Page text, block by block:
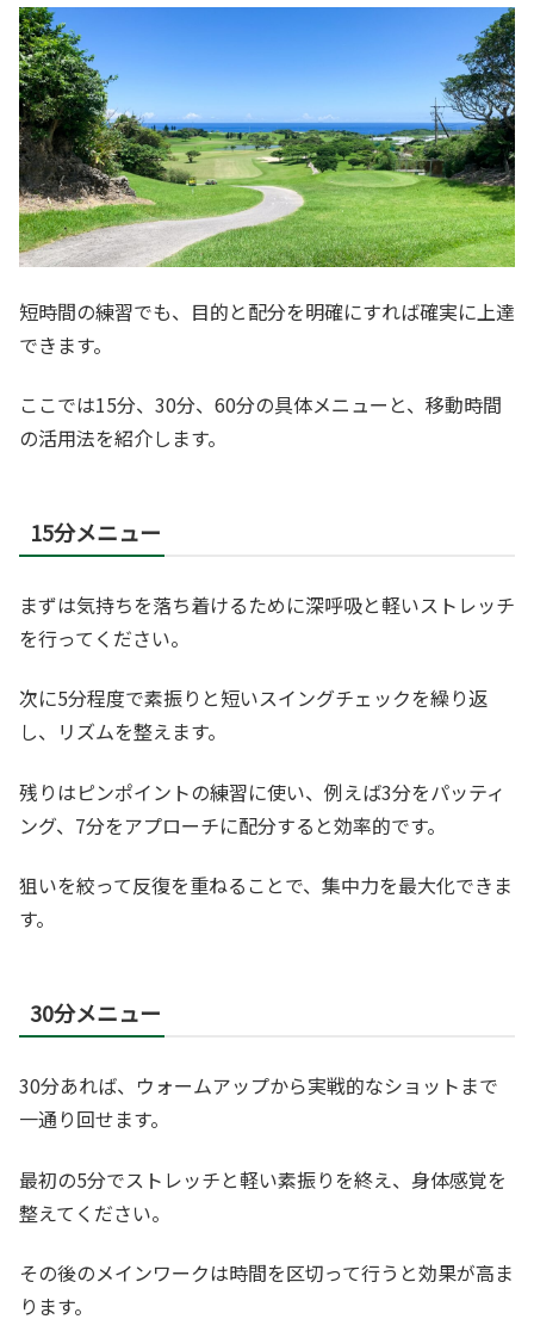
短時間の練習でも、目的と配分を明確にすれば確実に上達
できます。
ここでは15分、30分、60分の具体メニューと、移動時間
の活用法を紹介します。
15分メニュー
まずは気持ちを落ち着けるために深呼吸と軽いストレッチ
を行ってください。
次に5分程度で素振りと短いスイングチェックを繰り返
し、リズムを整えます。
残りはピンポイントの練習に使い、例えば3分をパッティ
ング、7分をアプローチに配分すると効率的です。
狙いを絞って反復を重ねることで、集中力を最大化できま
す。
30分メニュー
30分あれば、ウォームアップから実戦的なショットまで
一通り回せます。
最初の5分でストレッチと軽い素振りを終え、身体感覚を
整えてください。
その後のメインワークは時間を区切って行うと効果が高ま
ります。